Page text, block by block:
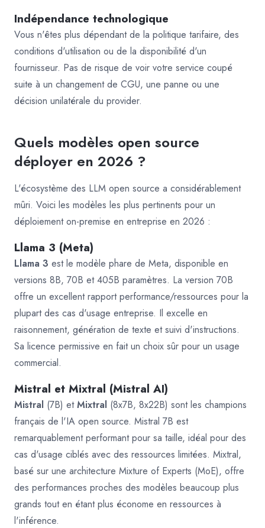
Indépendance technologique
Vous n'êtes plus dépendant de la politique tarifaire, des
conditions d'utilisation ou de la disponibilité d'un
fournisseur. Pas de risque de voir votre service coupé
suite à un changement de CGU, une panne ou une
décision unilatérale du provider.
Quels modèles open source
déployer en 2026 ?
L'écosystème des LLM open source a considérablement
mûri. Voici les modèles les plus pertinents pour un
déploiement on-premise en entreprise en 2026 :
Llama 3 (Meta)
Llama 3 est le modèle phare de Meta, disponible en
versions 8B, 70B et 405B paramètres. La version 70B
offre un excellent rapport performance/ressources pour la
plupart des cas d'usage entreprise. Il excelle en
raisonnement, génération de texte et suivi d'instructions.
Sa licence permissive en fait un choix sûr pour un usage
commercial.
Mistral et Mixtral (Mistral AI)
Mistral (7B) etMixtral (8x7B, 8x22B) sont les champions
français de l'IA open source. Mistral 7B est
remarquablement performant pour sa taille, idéal pour des
cas d'usage ciblés avec des ressources limitées. Mixtral,
basé sur une architecture Mixture of Experts (MoE), offre
des performances proches des modèles beaucoup plus
grands tout en étant plus économe en ressources à
l'inférence.